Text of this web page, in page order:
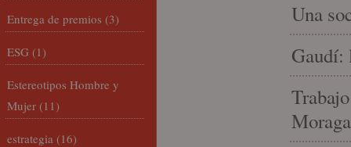
Una
Gaudí:
Entrega de premios (3)
ESG (1)
Estereotipos Hombre y
Mujer (11)
estrategia (16)